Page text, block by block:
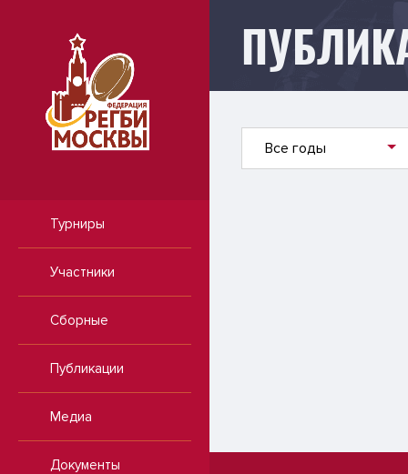
Турниры
Участники
Сборные
Публикации
Медиа
Документы
Публикации
Все годы